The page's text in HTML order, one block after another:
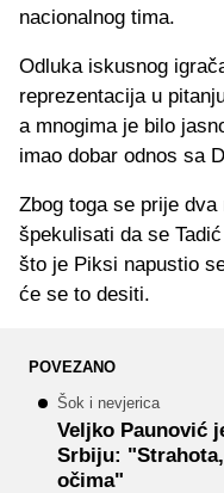
nacionalnog tima.
Odluka iskusnog
reprezentacija u
a mnogima je bilo
imao dobar odnos sa
Zbog toga se prije
špekulisati da se
što je Piksi napustio
će se to desiti.
POVEZANO
Šok i nevjerica
Veljko Paunović
Srbiju:
očima"